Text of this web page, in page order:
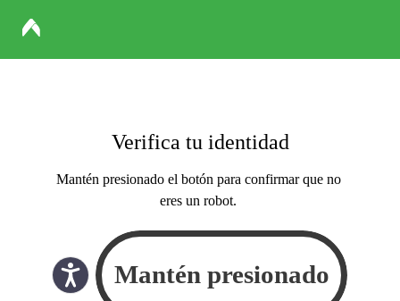
Verifica tu identidad
Mantén presionado el botón para confirmar que no
eres un robot.